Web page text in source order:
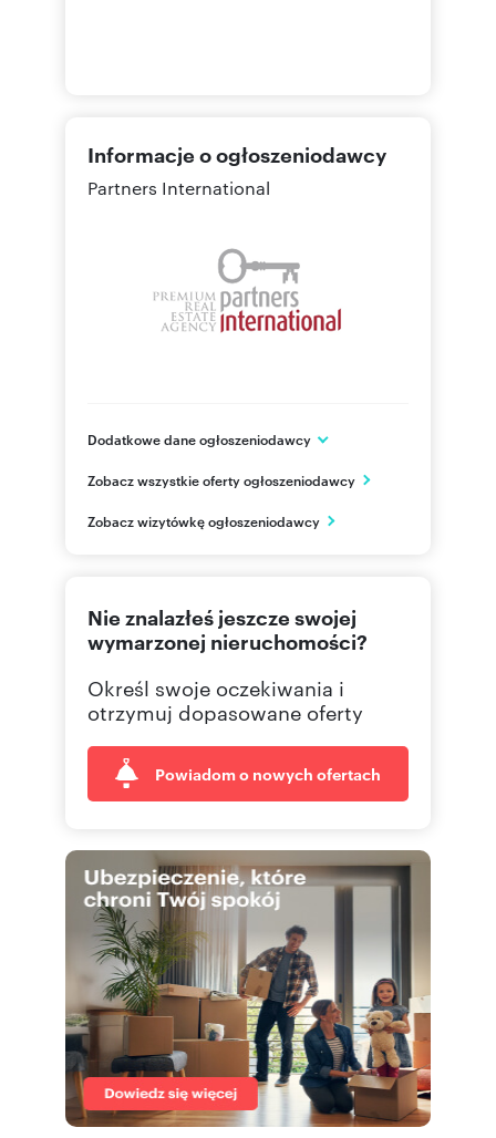
Numer oferty: 613174
Osoba odpowiedzialna zawodowo: Piotr Haaza
Informacje o ogłoszeniodawcy
Partners International
Dodatkowe dane ogłoszeniodawcy
Warszawa
PL
226465 Pokaż telefon
Zobacz wszystkie oferty ogłoszeniodawcy
Zobacz wizytówkę ogłoszeniodawcy
Nie znalazłeś jeszcze swojej
wymarzonej nieruchomości?
Określ swoje oczekiwania i
otrzymuj dopasowane oferty
Powiadom o nowych ofertach